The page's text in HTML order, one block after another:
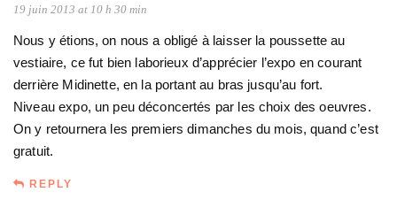
19 juin 2013 at 10 h 30 min
Nous y étions, on nous a obligé à laisser la poussette au
vestiaire, ce fut bien laborieux d’apprécier l’expo en courant
derrière Midinette, en la portant au bras jusqu’au fort.
Niveau expo, un peu déconcertés par les choix des oeuvres.
On y retournera les premiers dimanches du mois, quand c’est
gratuit.
REPLY